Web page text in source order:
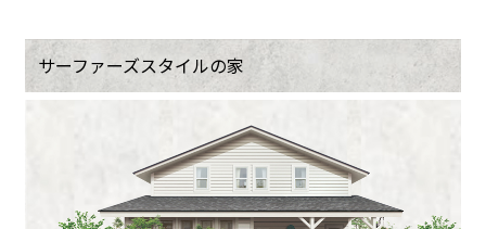
サーファーズスタイルの家